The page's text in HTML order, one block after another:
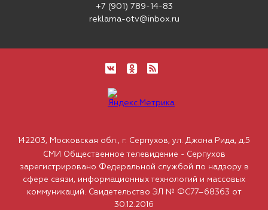
+7 (901) 789-14-83
reklama-otv@inbox.ru
142203, Московская обл., г. Серпухов, ул. Джона Рида, д.5
СМИ Общественное телевидение - Серпухов
зарегистрировано Федеральной службой по надзору в
сфере связи, информационных технологий и массовых
коммуникаций. Свидетельство ЭЛ № ФС77–68363 от
30.12.2016